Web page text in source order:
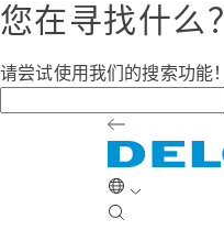
您在寻找什么？
请尝试使用我们的搜索功能！